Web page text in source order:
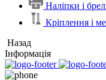
Наліпки і
Кріплення і
Назад
Інформація